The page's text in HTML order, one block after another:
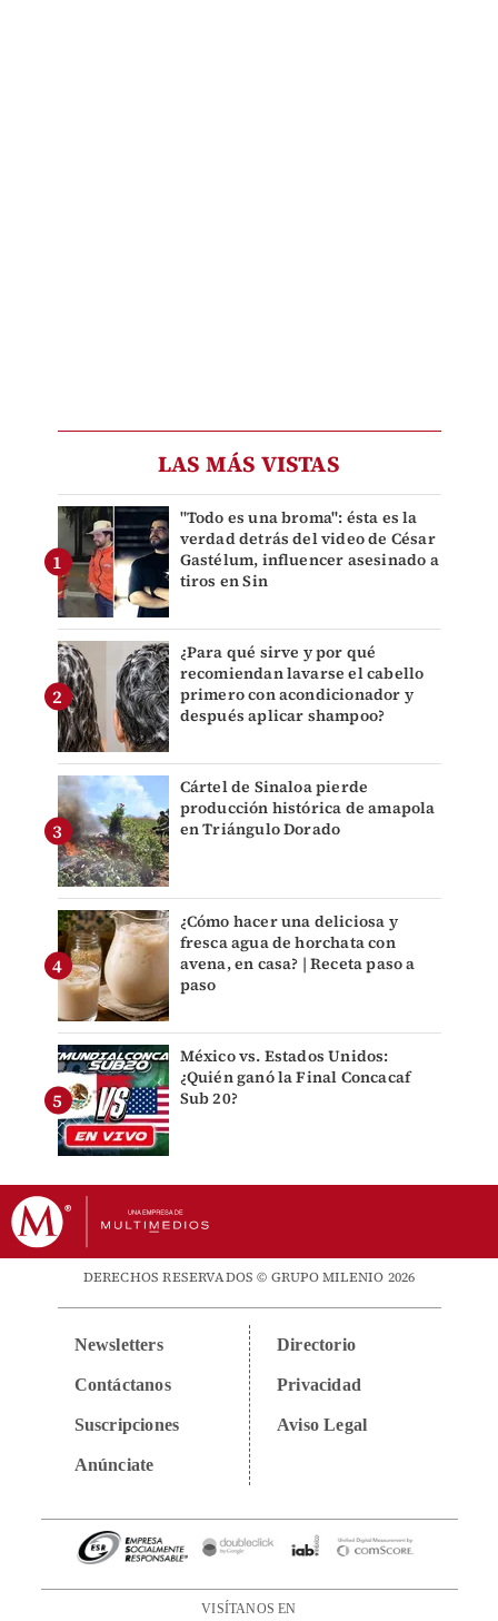
LAS MÁS VISTAS
"Todo es una broma": ésta es la
verdad detrás del video de César
Gastélum, influencer asesinado a
tiros en Sin
¿Para qué sirve y por qué
recomiendan lavarse el cabello
primero con acondicionador y
después aplicar shampoo?
Cártel de Sinaloa pierde
producción histórica de amapola
en Triángulo Dorado
¿Cómo hacer una deliciosa y
fresca agua de horchata con
avena, en casa? | Receta paso a
paso
México vs. Estados Unidos:
¿Quién ganó la Final Concacaf
Sub 20?
DERECHOS RESERVADOS © GRUPO MILENIO 2026
Newsletters
Contáctanos
Suscripciones
Anúnciate
Directorio
Privacidad
Aviso Legal
VISÍTANOS EN